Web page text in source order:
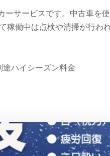
サービスです。中古車を
稼働中は点検や清掃が行わ
途ハイシーズン料金